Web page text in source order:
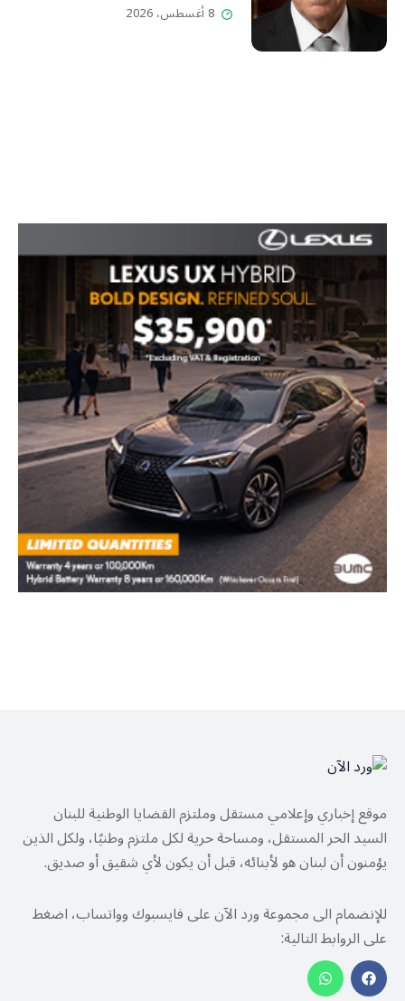
8 أغسطس، 2026
موقع إخباري وإعلامي مستقل وملتزم القضايا الوطنية للبنان
السيد الحر المستقل، ومساحة حرية لكل ملتزم وطنيًا، ولكل الذين
يؤمنون أن لبنان هو لأبنائه، قبل أن يكون لأي شقيق أو صديق.
للإنضمام الى مجموعة ورد الآن على فايسبوك وواتساب، اضغط
على الروابط التالية: